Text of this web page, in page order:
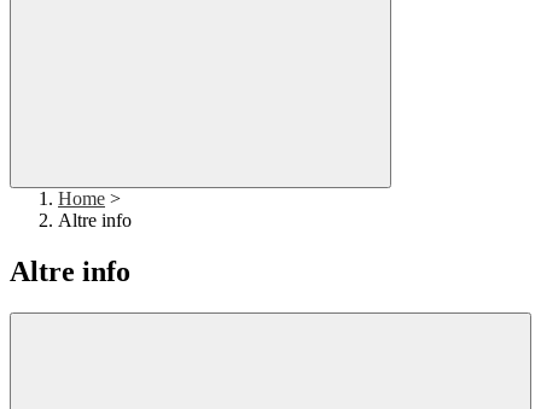
Home >
Altre info
Altre info